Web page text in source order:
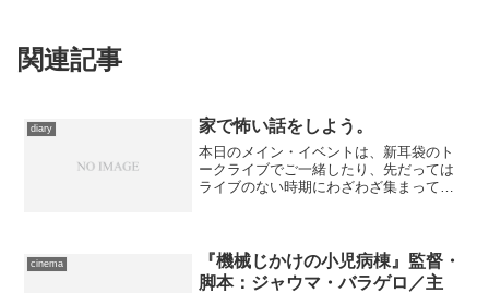
関連記事
diary 家で怖い話をしよう。
本日のメイン・イベントは、新耳袋のト
ークライブでご一緒したり、先だっては
ライブのない時期にわざわざ集まって怪
私の家は広大な墓地が目と...
cinema
『機械じかけの小児病棟』監督・
脚本：ジャウマ・バラゲロ／主